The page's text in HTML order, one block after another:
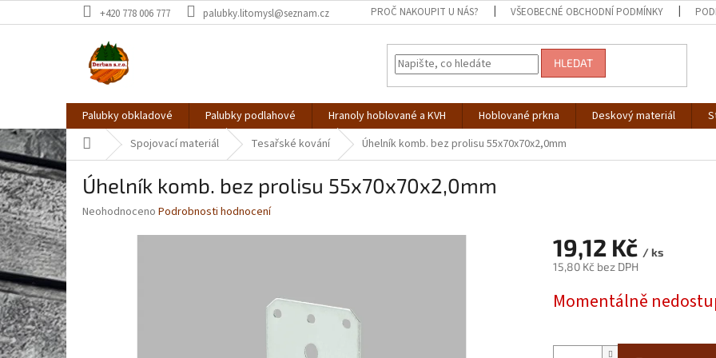
na
+420 778 006 777 palubky.litomysl@seznam.cz PROČ NAKOUPIT U NÁS? VŠEOBECNÉ OBCHODNÍ PODMÍNKY
HLEDAT
Palubky obkladové Palubky podlahové Hranoly hoblované a KVH Hoblované prkna Deskový materiál
Domů Spojovací materiál Tesařské kování Úhelník komb. bez prolisu 55x70x70x2,0mm
Úhelník komb. bez prolisu 55x70x70x2,0mm
Průměrné
Neohodnoceno Podrobnosti hodnocení
19,12 Kč / ks
15,80 Kč bez DPH
cena:
Momentálně